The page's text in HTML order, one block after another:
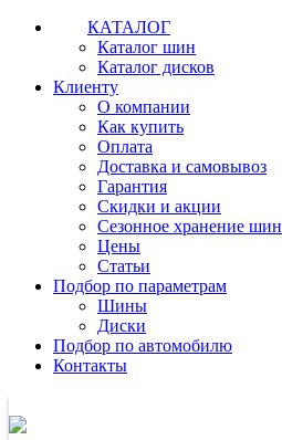
КАТАЛОГ
Каталог шин
Каталог дисков
Клиенту
О компании
Как купить
Оплата
Доставка и самовывоз
Гарантия
Скидки и акции
Сезонное хранение шин
Цены
Статьи
Подбор по параметрам
Шины
Диски
Подбор по автомобилю
Контакты